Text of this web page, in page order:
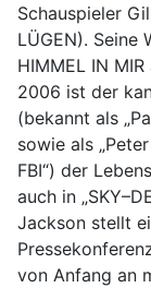
Schauspieler
LÜGEN). Seine
HIMMEL IN
2006 ist der
(bekannt als
sowie als
FBI“) der
auch in
Jackson stellt
von Anfang an